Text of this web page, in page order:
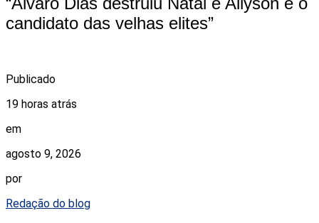
candidato das velhas elites”
Publicado
19 horas atrás
em
agosto 9, 2026
por
Redação do blog